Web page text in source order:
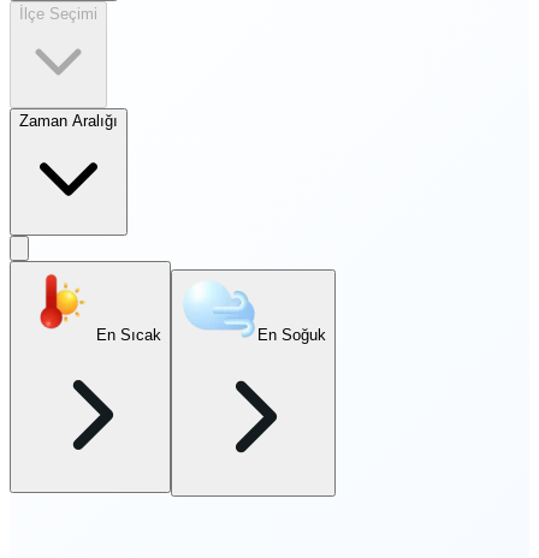
İlçe Seçimi
Zaman Aralığı
En Sıcak En Soğuk